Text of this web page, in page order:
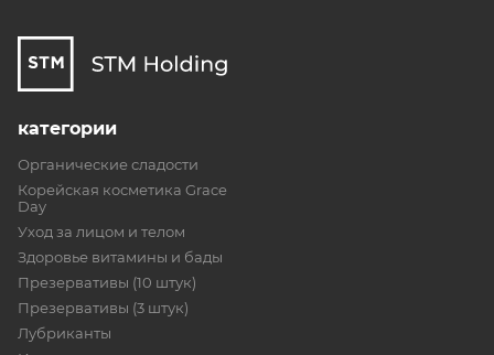
категории
Органические сладости
Корейская косметика Grace
Day
Уход за лицом и телом
Здоровье витамины и бады
Презервативы (10 штук)
Презервативы (3 штук)
Лубриканты